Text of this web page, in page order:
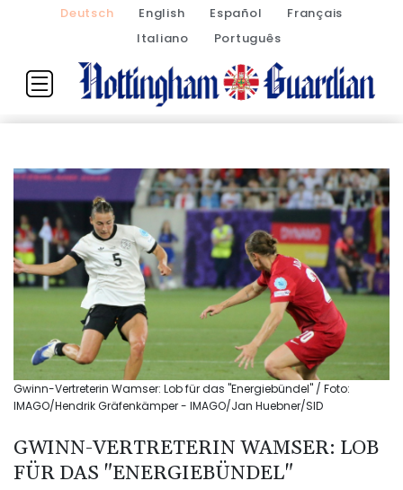
Deutsch English Español
Français
Italiano
Português
Gwinn-Vertreterin Wamser: Lob für das "Energiebündel" / Foto:
IMAGO/Hendrik Gräfenkämper - IMAGO/Jan Huebner/SID
GWINN-VERTRETERIN WAMSER: LOB
FÜR DAS "ENERGIEBÜNDEL"